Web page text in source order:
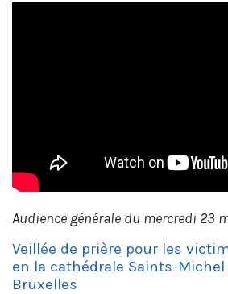
Audience générale du mercredi 23
Veillée de prière pour les
en la cathédrale Saints-
Bruxelles